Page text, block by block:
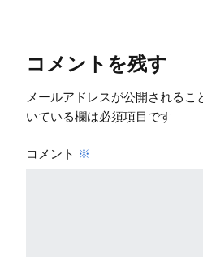
コメントを残す
メールアドレスが公開されるこ
いている欄は必須項目です
コメント ※